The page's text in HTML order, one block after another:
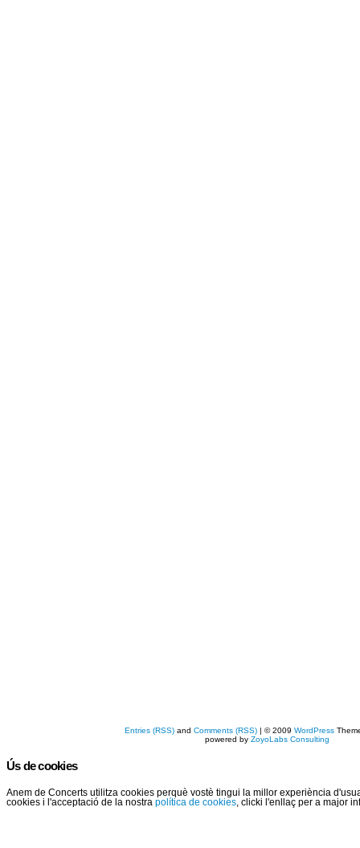
Entries (RSS) andComments (RSS) | © 2009WordPress
powered byZoyoLabs Consulting
Ús de cookies
Anem de Concerts utilitza cookies perquè vostè tingui la millor experiència
cookies i l'acceptació de la nostra política de cookies , clicki l'enllaç per a major